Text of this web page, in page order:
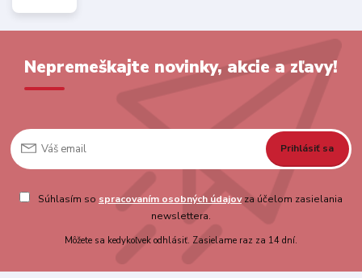
Nepremeškajte novinky, akcie a zľavy!
Prihlásiť sa
Súhlasím so spracovaním osobných údajovza účelom zasielania
newslettera.
Môžete sa kedykoľvek odhlásiť. Zasielame raz za 14 dní.